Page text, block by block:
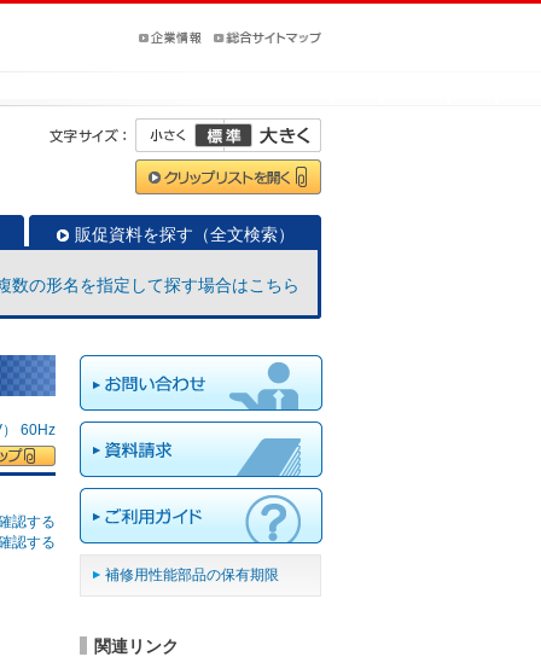
販促資料を探す（全文検索）
数の形名を指定して探す場合はこちら
60Hz
認する
認する
補修用性能部品の保有期限
関連リンク